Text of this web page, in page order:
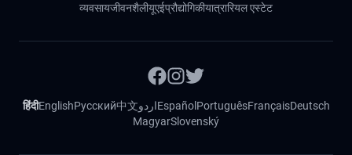
व्यवसायजीवनशैलीयूएईप्रौद्योगिकीयात्रारियल एस्टेट
हिंदीEnglishРусский中文اردوEspañol PortuguêsFrançaisDeutsch
MagyarSlovenský